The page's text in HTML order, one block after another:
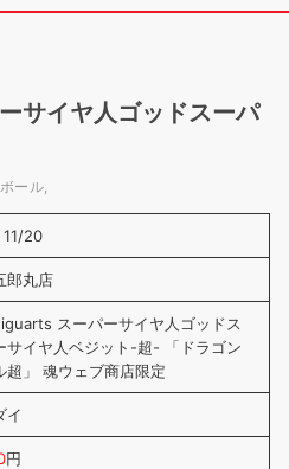
サイヤ人ゴッドスーパ
ール
20
郎丸店
スーパーサイヤ人ゴッドス
サイヤ人ベジット-超- 「ドラゴン
超」 魂ウェブ商店限定
イ
円